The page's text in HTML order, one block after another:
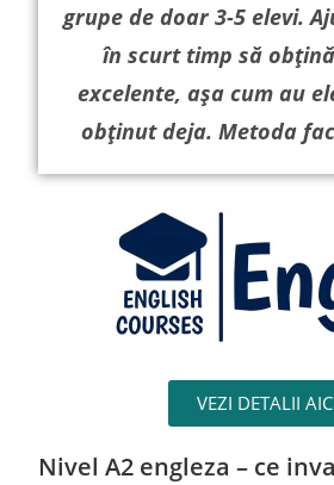
grupe de doar 3-5 elevi.
în scurt timp să
excelente, așa cum au
obținut deja. Metoda
VEZI DETALII
Nivel A2 engleza – ce